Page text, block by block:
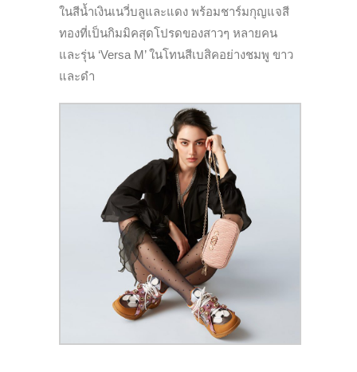
ในสีน้ำเงินเนวี่บลูและแดง พร้อมชาร์มกุญแจสี
ทองที่เป็นกิมมิคสุดโปรดของสาวๆ หลายคน
และรุ่น ‘Versa M’ ในโทนสีเบสิคอย่างชมพู ขาว
และดำ